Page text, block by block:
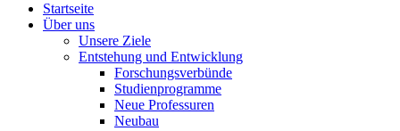
Startseite
Über uns
Unsere Ziele
Entstehung und Entwicklung
Forschungsverbünde
Studienprogramme
Neue Professuren
Neubau